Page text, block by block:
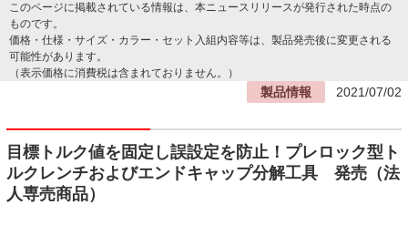
このページに掲載されている情報は、本ニュースリリースが発行された時点の
ものです。
価格・仕様・サイズ・カラー・セット入組内容等は、製品発売後に変更される
可能性があります。
（表示価格に消費税は含まれておりません。）
製品情報 2021/07/02
目標トルク値を固定し誤設定を防止！プレロック型ト
ルクレンチおよびエンドキャップ分解工具 発売（法
人専売商品）